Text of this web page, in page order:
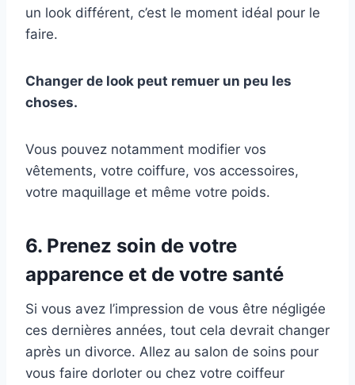
un look différent, c’est le moment idéal pour le
faire.
Changer de look peut remuer un peu les
choses.
Vous pouvez notamment modifier vos
vêtements, votre coiffure, vos accessoires,
votre maquillage et même votre poids.
6. Prenez soin de votre
apparence et de votre santé
Si vous avez l’impression de vous être négligée
ces dernières années, tout cela devrait changer
après un divorce. Allez au salon de soins pour
vous faire dorloter ou chez votre coiffeur